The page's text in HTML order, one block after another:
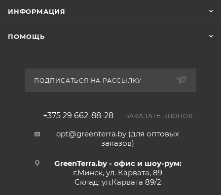
ИНФОРМАЦИЯ
ПОМОЩЬ
ПОДПИСАТЬСЯ НА РАССЫЛКУ
+375 29 662-88-28 ЗАКАЗАТЬ ЗВОНОК
opt@greenterra.by (для оптовых
заказов)
GreenTerra.by - офис и шоу-рум:
г.Минск, ул. Карвата, 89
Склад: ул.Карвата 89/2